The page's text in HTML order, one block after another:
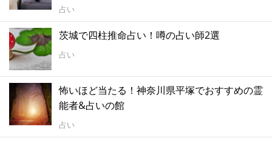
占い
茨城で四柱推命占い！噂の占い師2選
占い
怖いほど当たる！神奈川県平塚でおすすめの霊
能者&占いの館
占い